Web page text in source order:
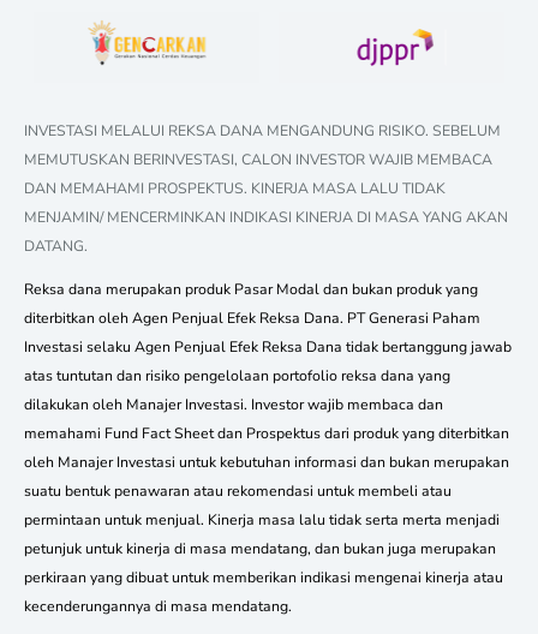
INVESTASI MELALUI REKSA DANA MENGANDUNG RISIKO. SEBELUM
MEMUTUSKAN BERINVESTASI, CALON INVESTOR WAJIB MEMBACA
DAN MEMAHAMI PROSPEKTUS. KINERJA MASA LALU TIDAK
MENJAMIN/ MENCERMINKAN INDIKASI KINERJA DI MASA YANG AKAN
DATANG.
Reksa dana merupakan produk Pasar Modal dan bukan produk yang
diterbitkan oleh Agen Penjual Efek Reksa Dana. PT Generasi Paham
Investasi selaku Agen Penjual Efek Reksa Dana tidak bertanggung jawab
atas tuntutan dan risiko pengelolaan portofolio reksa dana yang
dilakukan oleh Manajer Investasi. Investor wajib membaca dan
memahami Fund Fact Sheet dan Prospektus dari produk yang diterbitkan
oleh Manajer Investasi untuk kebutuhan informasi dan bukan merupakan
suatu bentuk penawaran atau rekomendasi untuk membeli atau
permintaan untuk menjual. Kinerja masa lalu tidak serta merta menjadi
petunjuk untuk kinerja di masa mendatang, dan bukan juga merupakan
perkiraan yang dibuat untuk memberikan indikasi mengenai kinerja atau
kecenderungannya di masa mendatang.